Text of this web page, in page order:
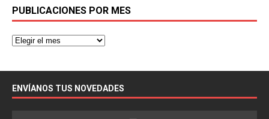
PUBLICACIONES POR MES
ENVÍANOS TUS NOVEDADES